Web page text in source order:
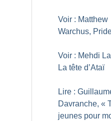
Voir : Matthew
Warchus,
Voir : Mehdi
La tête d’Ataï
Lire :
Davranche, «
jeunes pour